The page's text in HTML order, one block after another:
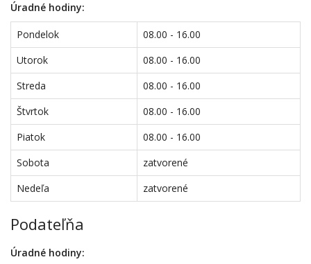
Úradné hodiny:
Pondelok
08.00 - 16.00
Utorok
08.00 - 16.00
Streda
08.00 - 16.00
Štvrtok
08.00 - 16.00
Piatok
08.00 - 16.00
Sobota
zatvorené
Nedeľa
zatvorené
Podateľňa
Úradné hodiny: